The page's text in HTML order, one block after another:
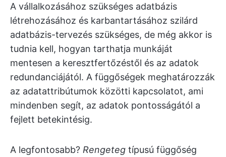
A vállalkozásához szükséges adatbázis
létrehozásához és karbantartásához szilárd
adatbázis-tervezés szükséges, de még akkor is
tudnia kell, hogyan tarthatja munkáját
mentesen a keresztfertőzéstől és az adatok
redundanciájától. A függőségek meghatározzák
az adatattribútumok közötti kapcsolatot, ami
mindenben segít, az adatok pontosságától a
fejlett betekintésig.
A legfontosabb? Rengeteg típusú függőség